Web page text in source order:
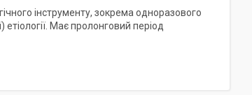
інструменту, зокрема одноразового
етіології. Має пролонговий період